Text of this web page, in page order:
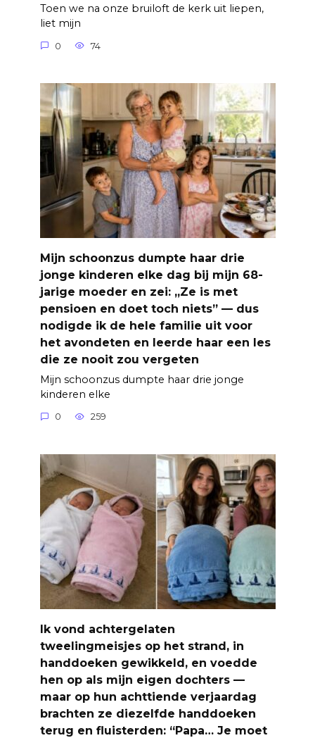
Toen we na onze bruiloft de kerk uit liepen,
liet mijn
0 74
Mijn schoonzus dumpte haar drie
jonge kinderen elke dag bij mijn 68-
jarige moeder en zei: „Ze is met
pensioen en doet toch niets” — dus
nodigde ik de hele familie uit voor
het avondeten en leerde haar een les
die ze nooit zou vergeten
Mijn schoonzus dumpte haar drie jonge
kinderen elke
0 259
Ik vond achtergelaten
tweelingmeisjes op het strand, in
handdoeken gewikkeld, en voedde
hen op als mijn eigen dochters —
maar op hun achttiende verjaardag
brachten ze diezelfde handdoeken
terug en fluisterden: “Papa… Je moet